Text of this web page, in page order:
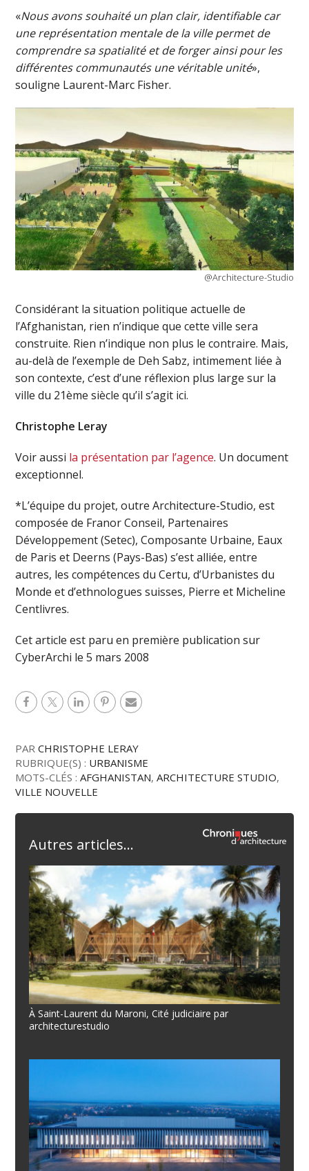
«Nous avons souhaité un plan clair, identifiable car
une représentation mentale de la ville permet de
comprendre sa spatialité et de forger ainsi pour les
différentes communautés une véritable unité»,
souligne Laurent-Marc Fisher.
@Architecture-Studio
Considérant la situation politique actuelle de
l’Afghanistan, rien n’indique que cette ville sera
construite. Rien n’indique non plus le contraire. Mais,
au-delà de l’exemple de Deh Sabz, intimement liée à
son contexte, c’est d’une réflexion plus large sur la
ville du 21ème siècle qu’il s’agit ici.
Christophe Leray
Voir aussi la présentation par l’agence. Un document
exceptionnel.
*L’équipe du projet, outre Architecture-Studio, est
composée de Franor Conseil, Partenaires
Développement (Setec), Composante Urbaine, Eaux
de Paris et Deerns (Pays-Bas) s’est alliée, entre
autres, les compétences du Certu, d’Urbanistes du
Monde et d’ethnologues suisses, Pierre et Micheline
Centlivres.
Cet article est paru en première publication sur
CyberArchi le 5 mars 2008
PARCHRISTOPHE LERAY
RUBRIQUE(S) : URBANISME
MOTS-CLÉS :AFGHANISTAN,ARCHITECTURE STUDIO,
VILLE NOUVELLE
Autres articles...
À Saint-Laurent du Maroni, Cité judiciaire par
architecturestudio